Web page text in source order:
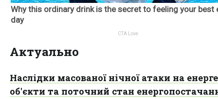
Актуально
Наслідки масованої нічної атаки на
об'єкти та поточний стан